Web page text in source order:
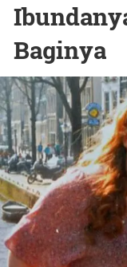
Baginya